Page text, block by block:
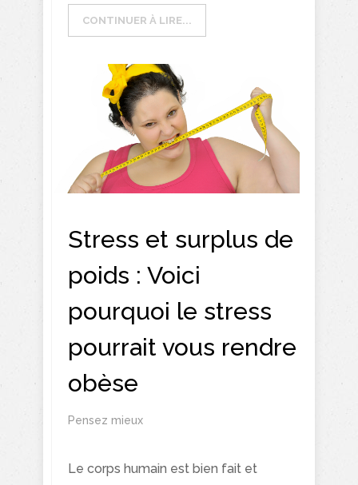
CONTINUER À LIRE...
Stress et surplus de
poids : Voici
pourquoi le stress
pourrait vous rendre
obèse
Pensez mieux
Le corps humain est bien fait et